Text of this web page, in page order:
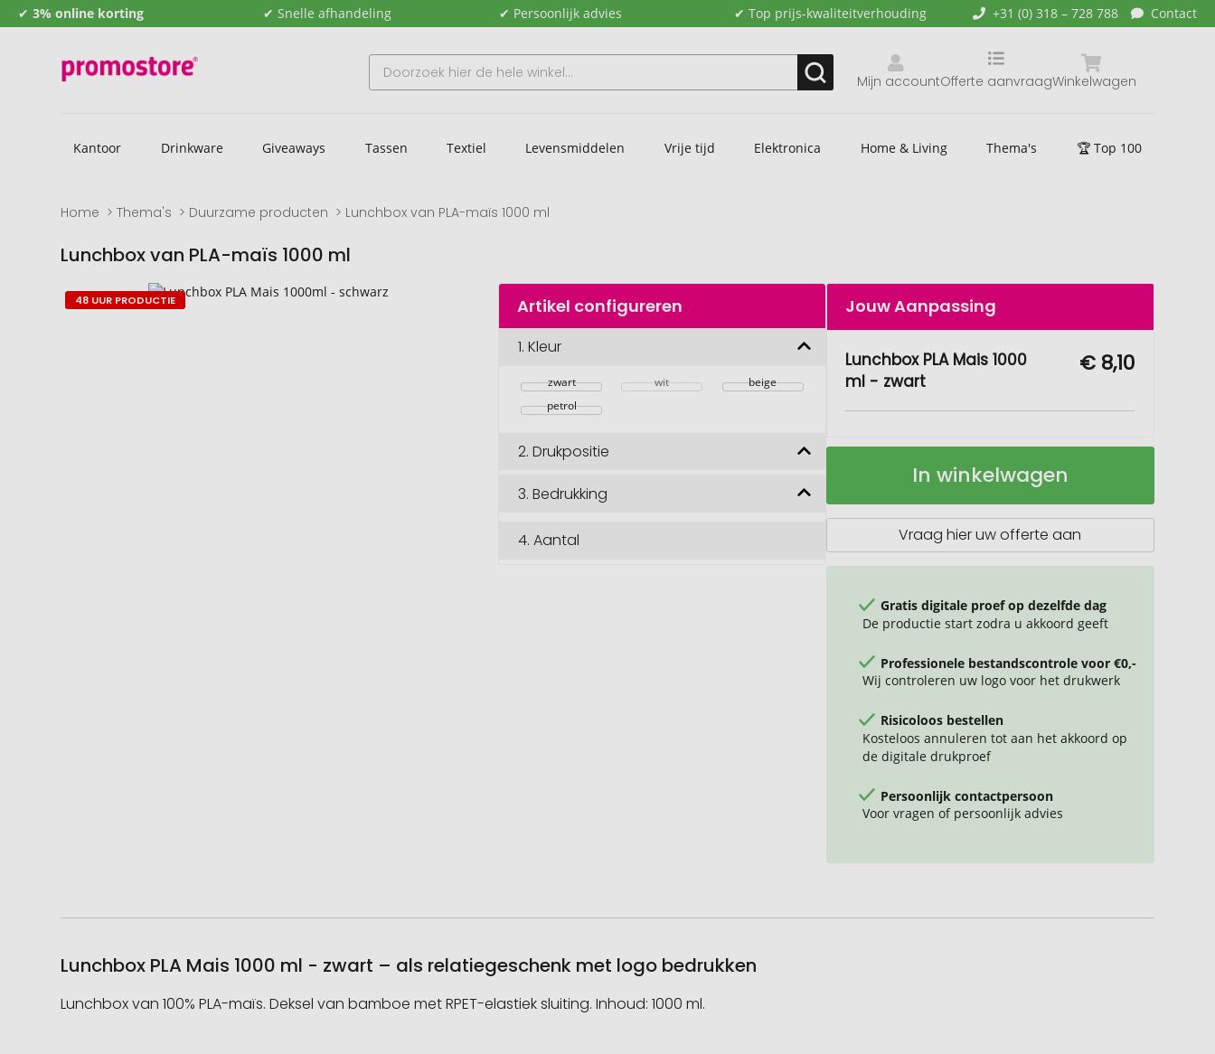
✔ 3% online korting ✔ Snelle afhandeling ✔ Persoonlijk advies ✔ Top prijs-kwaliteitverhouding +31 (0) 318 – 728 788 Contact
Mijn account Winkelwagen
Offerte aanvraag
Kantoor Drinkware Giveaways Tassen Textiel Levensmiddelen Vrije tijd Elektronica Home & Living Thema's 🏆 Top 100
Home Thema's Duurzame producten Lunchbox van PLA-maïs 1000 ml
Lunchbox van PLA-maïs 1000 ml
Naar
het
Naar
het
48 UUR PRODUCTIE Artikel configureren
1.Kleur
zwart wit
beige
petrol
2.Drukpositie
3.Bedrukking
4.Aantal
Jouw Aanpassing
Lunchbox PLA Mais 1000
ml - zwart
€ 8,10
Lunchbox
maïs
Op
In winkelwagen
Vraag hier uw offerte aan
Gratis digitale proef op dezelfde dag
De productie start zodra u akkoord geeft
Professionele bestandscontrole voor €0,-
Wij controleren uw logo voor het drukwerk
Risicoloos bestellen
Kosteloos annuleren tot aan het akkoord op
de digitale drukproef
Persoonlijk contactpersoon
Voor vragen of persoonlijk advies
Lunchbox PLA Mais 1000 ml - zwart – als relatiegeschenk met logo bedrukken
Lunchbox van 100% PLA-maïs. Deksel van bamboe met RPET-elastiek sluiting. Inhoud: 1000 ml.